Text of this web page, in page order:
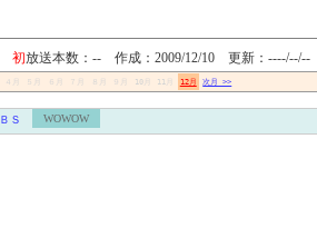
初放送本数：-- 作成：2009/12/10 更新：----/--/--
４月 ５月 ６月 ７月 ８月 ９月 10月 11月 12月 次月 >>
ＢＳ WOWOW